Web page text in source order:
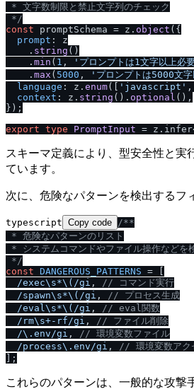
* 文字数制限と禁止文字列のチェック
* /
const promptSchema = z. object ({
prompt : z
    .
string ()
    .
min ( 1 , 'プロンプトは1文字以上必
    .
max ( 5000 , 'プロンプトは5000文
language : z. enum([ 'javascript' ,
context : z. string (). optional (),
});
export type PromptInput = z. infer
スキーマ定義により、型安全性と実
ています。
次に、危険なパターンを検出するフ
typescript Copy code /**
* 危険なパターンのリスト
* システムコマンドやファイル操作などを
* /
const DANGEROUS_PATTERNS = [
/exec\s*\( /gi , / / コマンド実行
/spawn\s*\( /gi , / / プロセス生成
/eval\s*\( /gi , / / eval関数
/ rm\s+-rf /gi , / / ファイル削除
/\.env /gi , / / 環境変数ファイル
/process\.env /gi , / / 環境変数アク
これらのパターンは、一般的な攻撃